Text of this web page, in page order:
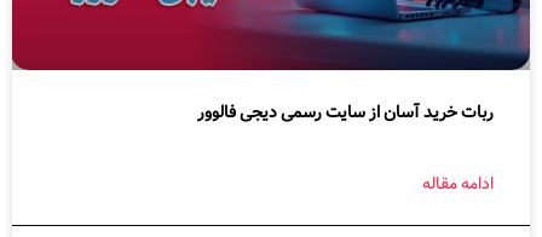
ربات خرید آسان از سایت رسمی دیجی فالوور
ادامه مقاله